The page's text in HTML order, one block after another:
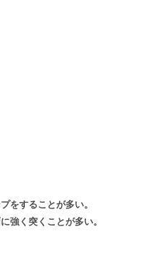
をすることが多い。
強く突くことが多い。